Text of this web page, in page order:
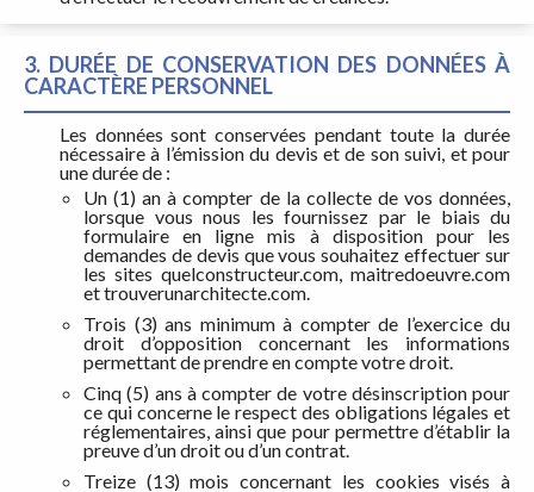
3. DURÉE DE CONSERVATION DES DONNÉES À
CARACTÈRE PERSONNEL
Les données sont conservées pendant toute la durée
nécessaire à l’émission du devis et de son suivi, et pour
une durée de :
Un (1) an à compter de la collecte de vos données,
lorsque vous nous les fournissez par le biais du
formulaire en ligne mis à disposition pour les
demandes de devis que vous souhaitez effectuer sur
les sites quelconstructeur.com, maitredoeuvre.com
et trouverunarchitecte.com.
Trois (3) ans minimum à compter de l’exercice du
droit d’opposition concernant les informations
permettant de prendre en compte votre droit.
Cinq (5) ans à compter de votre désinscription pour
ce qui concerne le respect des obligations légales et
réglementaires, ainsi que pour permettre d’établir la
preuve d’un droit ou d’un contrat.
Treize (13) mois concernant les cookies visés à